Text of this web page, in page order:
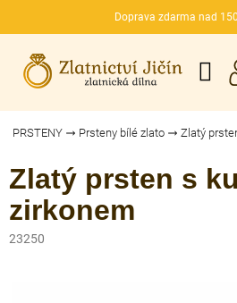
Doprava zdarma nad
CZK
PRSTENY Prsteny bílé zlato Zlatý
Zlatý prsten s
zirkonem
23250